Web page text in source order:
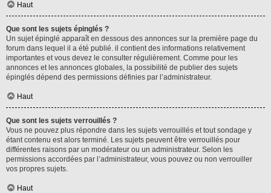
Haut
Que sont les sujets épinglés ?
Un sujet épinglé apparaît en dessous des annonces sur la première page du
forum dans lequel il a été publié. il contient des informations relativement
importantes et vous devez le consulter régulièrement. Comme pour les
annonces et les annonces globales, la possibilité de publier des sujets
épinglés dépend des permissions définies par l’administrateur.
Haut
Que sont les sujets verrouillés ?
Vous ne pouvez plus répondre dans les sujets verrouillés et tout sondage y
étant contenu est alors terminé. Les sujets peuvent être verrouillés pour
différentes raisons par un modérateur ou un administrateur. Selon les
permissions accordées par l’administrateur, vous pouvez ou non verrouiller
vos propres sujets.
Haut